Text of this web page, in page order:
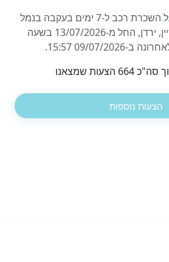
המחירים מבוססים על השכרת רכב ל-7 ימים בעקבה בנמל
התעופה המלך חוסיין, ירדן, החל מ-13/07/2026 בשעה
הצעות נוספות